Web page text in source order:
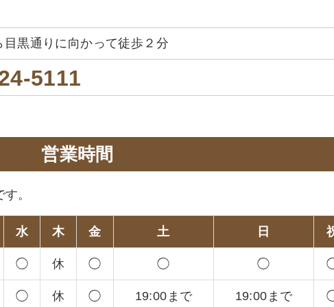
目黒通りに向かって徒歩２分
5111
営業時間
。
水 木 金 土 日
◯ 休 ◯ ◯ ◯
◯ 休 ◯ 19:00まで 19:00まで